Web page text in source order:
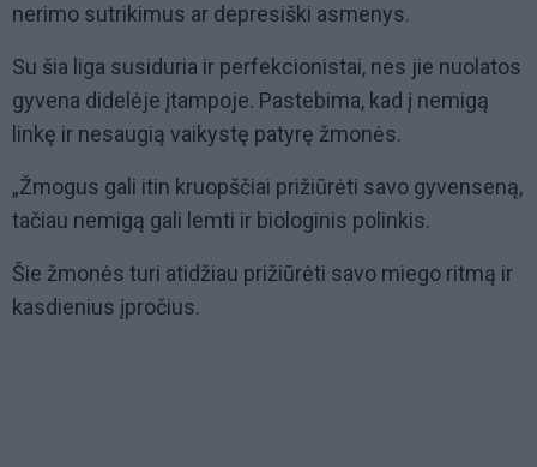
nerimo sutrikimus ar depresiški asmenys.
Su šia liga susiduria ir perfekcionistai, nes jie nuolatos
gyvena didelėje įtampoje. Pastebima, kad į nemigą
linkę ir nesaugią vaikystę patyrę žmonės.
„Žmogus gali itin kruopščiai prižiūrėti savo gyvenseną,
tačiau nemigą gali lemti ir biologinis polinkis.
Šie žmonės turi atidžiau prižiūrėti savo miego ritmą ir
kasdienius įpročius.